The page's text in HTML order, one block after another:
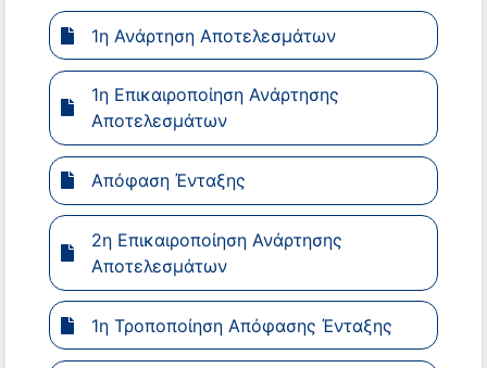
1η Ανάρτηση Αποτελεσμάτων
1η Επικαιροποίηση Ανάρτησης
Αποτελεσμάτων
Απόφαση Ένταξης
2η Επικαιροποίηση Ανάρτησης
Αποτελεσμάτων
1η Τροποποίηση Απόφασης Ένταξης